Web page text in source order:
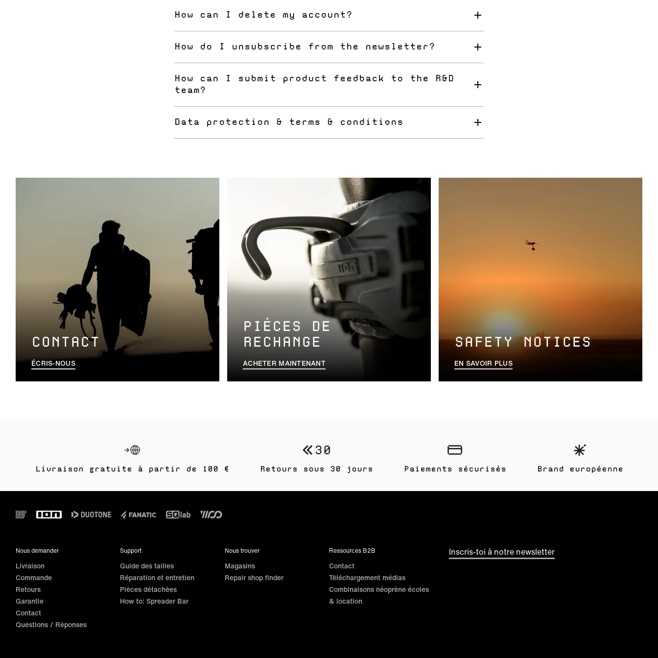
your password.
How can I delete my account?
department.
How do I unsubscribe from the newsletter?
How can I submit product feedback to the R&D
team?
Data protection & terms & conditions
Privacy Policy
CONTACT
ÉCRIS-NOUS
PIÈCES DE
RECHANGE
ACHETER MAINTENANT
SAFETY NOTICES
EN SAVOIR PLUS
Livraison gratuite à partir de 100 € Retours sous 30 jours Paiements sécurisés Brand européenne
Footer
Nous demander
Livraison
Commande
Retours
Garantie
Contact
Questions / Réponses
Support
Guide des tailles
Réparation et entretien
Pièces détachées
How to: Spreader Bar
Nous trouver
Magasins
Repair shop finder
Ressources B2B
Contact
Téléchargement médias
Combinaisons néoprène écoles
& location
Inscris-toi à notre newsletter